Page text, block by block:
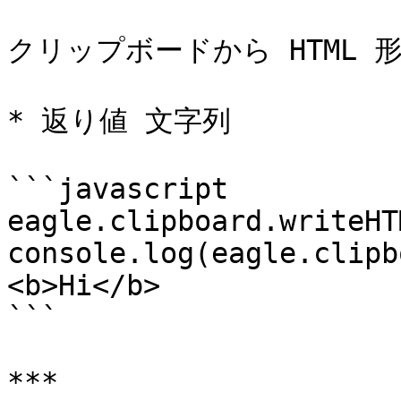
クリップボードから HTML
* 返り値 文字列
```javascript
<b>Hi</b>
```
***